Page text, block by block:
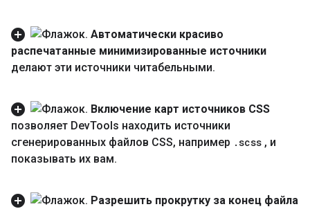
Автоматически красиво
распечатанные минимизированные источники
делают эти источники читабельными.
Включение карт источников CSS
позволяет DevTools находить источники
сгенерированных файлов CSS, например .scss , и
показывать их вам.
Разрешить прокрутку за конец файла